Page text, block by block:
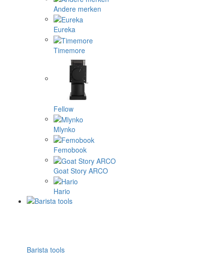
Andere merken
Eureka
Timemore
Fellow
Mlynko
Femobook
Goat Story ARCO
Hario
Barista tools